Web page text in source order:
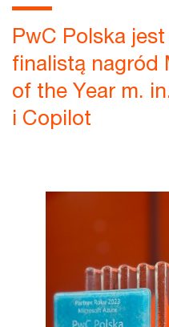
PwC Polska
finalistą nagród
of the Year m.
i Copilot